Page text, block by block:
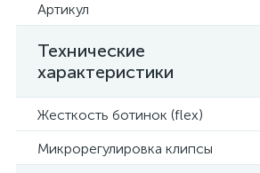
Артикул
Технические
характеристики
Жесткость ботинок (flex)
Микрорегулировка клипсы